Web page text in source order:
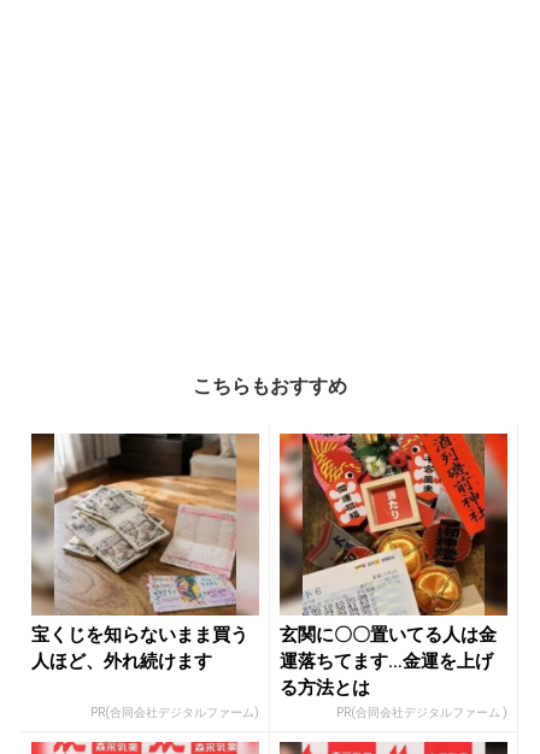
こちらもおすすめ
宝くじを知らないまま買う
人ほど、外れ続けます
PR(合同会社デジタルファーム)
玄関に〇〇置いてる人は金
運落ちてます…金運を上げ
る方法とは
PR(合同会社デジタルファーム )